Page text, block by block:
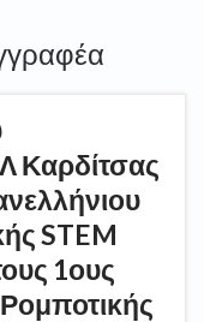
Καρδίτσας
STEM
1ους